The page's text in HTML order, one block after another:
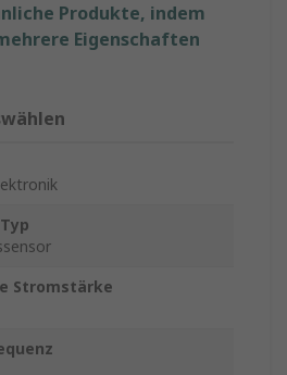
Produkte, indem
Eigenschaften
Stromstärke